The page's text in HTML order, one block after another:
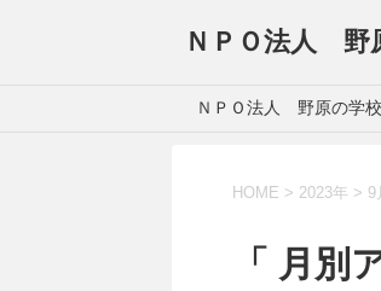
ＮＰＯ法人 野
ＮＰＯ法人 野原の学校
HOME > 2023年 > 9
「 月別